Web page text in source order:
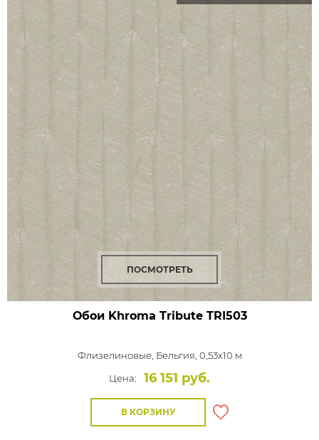
ПОСМОТРЕТЬ
Обои Khroma TributeTRI503
Флизелиновые, Бельгия, 0,53x10 м
Цена:
16 151 руб.
В КОРЗИНУ